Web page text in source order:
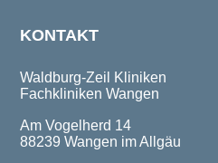
KONTAKT
Waldburg-Zeil Kliniken
Fachkliniken Wangen
Am Vogelherd 14
88239 Wangen im Allgäu